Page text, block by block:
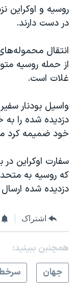
روسیه و اوکراین
در دست دارند.
انتقال
غلات است.
واسیل بودنار
خود ضمیمه کرد
سفارت اوکراین در
دزدیده شده
اشتراک
همچنبن ببینید:
جهان